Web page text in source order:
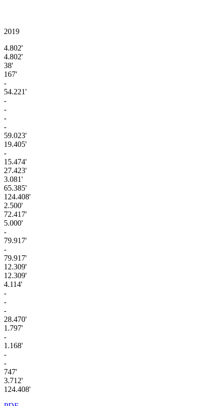
2019
4.802'
4.802'
38'
167'
-
54.221'
-
-
-
-
59.023'
19.405'
-
15.474'
27.423'
3.081'
65.385'
124.408'
2.500'
72.417'
5.000'
-
79.917'
-
79.917'
12.309'
12.309'
4.114'
-
-
-
28.470'
1.797'
-
1.168'
-
-
747'
3.712'
124.408'